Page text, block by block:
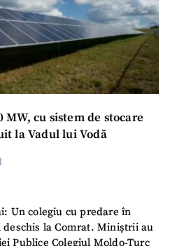
cu sistem de stocare
la Vadul lui Vodă
Un colegiu cu predare în
la Comrat. Miniștrii au
Publice Colegiul Moldo-Turc